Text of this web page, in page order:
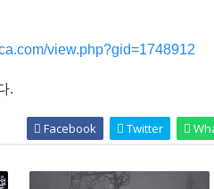
view.php?gid=1748912
.
Facebook Twitter